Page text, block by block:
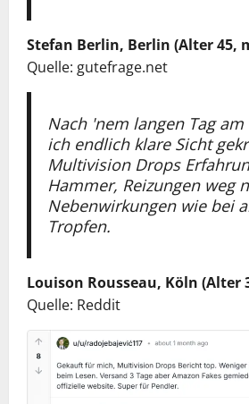
Stefan Berlin, Berlin (Alter 45,
Quelle: gutefrage.net
Nach 'nem langen Tag
ich endlich klare Sicht
Multivision Drops
Hammer, Reizungen weg
Nebenwirkungen wie bei
Tropfen.
Louison Rousseau, Köln (Alter
Quelle: Reddit